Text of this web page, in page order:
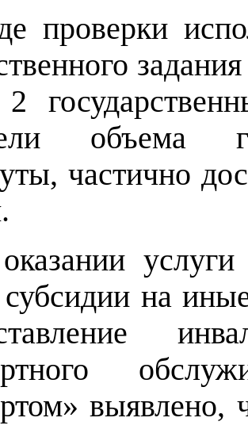
проверки
объема
частично
услуги
субсидии на
выявлено,